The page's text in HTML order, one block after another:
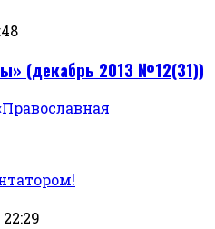
(декабрь 2013 №12(31))